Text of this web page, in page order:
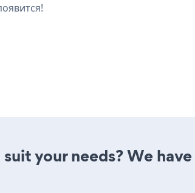
your needs? We